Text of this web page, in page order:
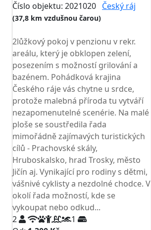
Číslo objektu: 2021020 Český ráj
(37,8 km vzdušnou čarou)
2lůžkový pokoj v penzionu v rekr.
areálu, který je obklopen zelení,
posezením s možností grilování a
bazénem. Pohádková krajina
Českého ráje vás chytne u srdce,
protože malebná příroda tu vytváří
nezapomenutelné scenérie. Na malé
ploše se soustředila řada
mimořádně zajímavých turistických
cílů - Prachovské skály,
Hruboskalsko, hrad Trosky, město
Jičín aj. Vynikající pro rodiny s dětmi,
vášnivé cyklisty a nezdolné chodce. V
okolí řada možností, kde se
vykoupat nebo odkud...
2
1